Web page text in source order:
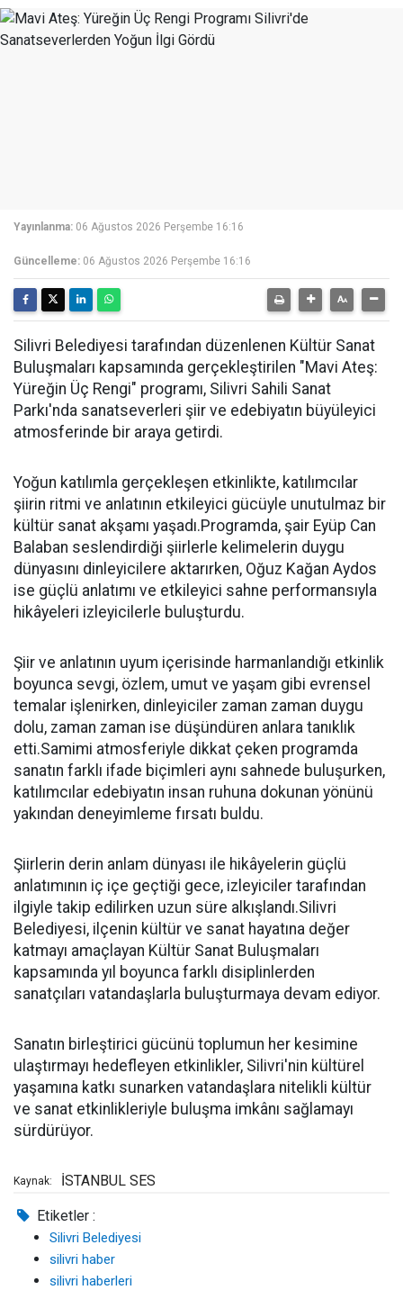
Yayınlanma: 06 Ağustos 2026 Perşembe 16:16
Güncelleme: 06 Ağustos 2026 Perşembe 16:16
Silivri Belediyesi tarafından düzenlenen Kültür Sanat
Buluşmaları kapsamında gerçekleştirilen "Mavi Ateş:
Yüreğin Üç Rengi" programı, Silivri Sahili Sanat
Parkı'nda sanatseverleri şiir ve edebiyatın büyüleyici
atmosferinde bir araya getirdi.
Yoğun katılımla gerçekleşen etkinlikte, katılımcılar
şiirin ritmi ve anlatının etkileyici gücüyle unutulmaz bir
kültür sanat akşamı yaşadı.Programda, şair Eyüp Can
Balaban seslendirdiği şiirlerle kelimelerin duygu
dünyasını dinleyicilere aktarırken, Oğuz Kağan Aydos
ise güçlü anlatımı ve etkileyici sahne performansıyla
hikâyeleri izleyicilerle buluşturdu.
Şiir ve anlatının uyum içerisinde harmanlandığı etkinlik
boyunca sevgi, özlem, umut ve yaşam gibi evrensel
temalar işlenirken, dinleyiciler zaman zaman duygu
dolu, zaman zaman ise düşündüren anlara tanıklık
etti.Samimi atmosferiyle dikkat çeken programda
sanatın farklı ifade biçimleri aynı sahnede buluşurken,
katılımcılar edebiyatın insan ruhuna dokunan yönünü
yakından deneyimleme fırsatı buldu.
Şiirlerin derin anlam dünyası ile hikâyelerin güçlü
anlatımının iç içe geçtiği gece, izleyiciler tarafından
ilgiyle takip edilirken uzun süre alkışlandı.Silivri
Belediyesi, ilçenin kültür ve sanat hayatına değer
katmayı amaçlayan Kültür Sanat Buluşmaları
kapsamında yıl boyunca farklı disiplinlerden
sanatçıları vatandaşlarla buluşturmaya devam ediyor.
Sanatın birleştirici gücünü toplumun her kesimine
ulaştırmayı hedefleyen etkinlikler, Silivri'nin kültürel
yaşamına katkı sunarken vatandaşlara nitelikli kültür
ve sanat etkinlikleriyle buluşma imkânı sağlamayı
sürdürüyor.
Kaynak: İSTANBUL SES
Etiketler :
Silivri Belediyesi
silivri haber
silivri haberleri